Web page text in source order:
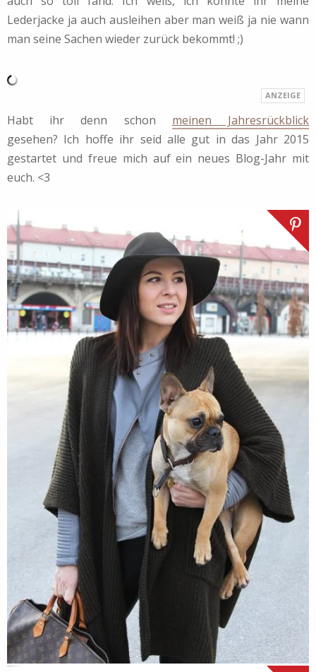
Lederjacke ja auch ausleihen aber man weiß ja nie wann
man seine Sachen wieder zurück bekommt! ;)
Habt ihr denn schon meinen Jahresrückblick
gesehen? Ich hoffe ihr seid alle gut in das Jahr 2015
gestartet und freue mich auf ein neues Blog-Jahr mit
euch. <3